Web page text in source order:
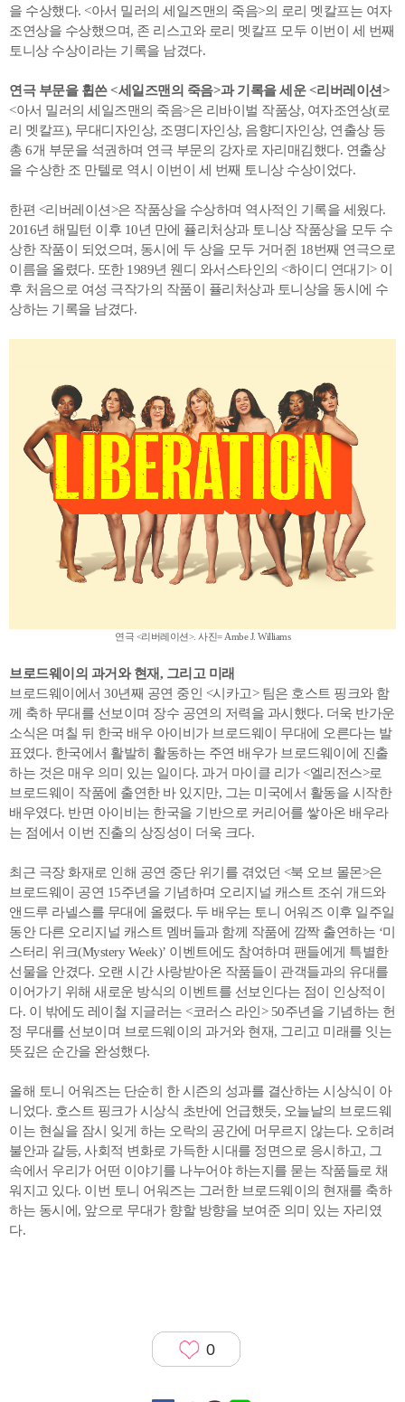
을 수상했다. <아서 밀러의 세일즈맨의 죽음>의 로리 멧칼프는 여자
조연상을 수상했으며, 존 리스고와 로리 멧칼프 모두 이번이 세 번째
토니상 수상이라는 기록을 남겼다.
연극 부문을 휩쓴 <세일즈맨의 죽음>과 기록을 세운 <리버레이션>
<아서 밀러의 세일즈맨의 죽음>은 리바이벌 작품상, 여자조연상(로
리 멧칼프), 무대디자인상, 조명디자인상, 음향디자인상, 연출상 등
총 6개 부문을 석권하며 연극 부문의 강자로 자리매김했다. 연출상
을 수상한 조 만텔로 역시 이번이 세 번째 토니상 수상이었다.
한편 <리버레이션>은 작품상을 수상하며 역사적인 기록을 세웠다.
2016년 해밀턴 이후 10년 만에 퓰리처상과 토니상 작품상을 모두 수
상한 작품이 되었으며, 동시에 두 상을 모두 거머쥔 18번째 연극으로
이름을 올렸다. 또한 1989년 웬디 와서스타인의 <하이디 연대기> 이
후 처음으로 여성 극작가의 작품이 퓰리처상과 토니상을 동시에 수
상하는 기록을 남겼다.
연극 <리버레이션>. 사진= Ambe J. Williams
브로드웨이의 과거와 현재, 그리고 미래
브로드웨이에서 30년째 공연 중인 <시카고> 팀은 호스트 핑크와 함
께 축하 무대를 선보이며 장수 공연의 저력을 과시했다. 더욱 반가운
소식은 며칠 뒤 한국 배우 아이비가 브로드웨이 무대에 오른다는 발
표였다. 한국에서 활발히 활동하는 주연 배우가 브로드웨이에 진출
하는 것은 매우 의미 있는 일이다. 과거 마이클 리가 <엘리전스>로
브로드웨이 작품에 출연한 바 있지만, 그는 미국에서 활동을 시작한
배우였다. 반면 아이비는 한국을 기반으로 커리어를 쌓아온 배우라
는 점에서 이번 진출의 상징성이 더욱 크다.
최근 극장 화재로 인해 공연 중단 위기를 겪었던 <북 오브 몰몬>은
브로드웨이 공연 15주년을 기념하며 오리지널 캐스트 조쉬 개드와
앤드루 라넬스를 무대에 올렸다. 두 배우는 토니 어워즈 이후 일주일
동안 다른 오리지널 캐스트 멤버들과 함께 작품에 깜짝 출연하는 ‘미
스터리 위크(Mystery Week)’ 이벤트에도 참여하며 팬들에게 특별한
선물을 안겼다. 오랜 시간 사랑받아온 작품들이 관객들과의 유대를
이어가기 위해 새로운 방식의 이벤트를 선보인다는 점이 인상적이
다. 이 밖에도 레이철 지글러는 <코러스 라인> 50주년을 기념하는 헌
정 무대를 선보이며 브로드웨이의 과거와 현재, 그리고 미래를 잇는
뜻깊은 순간을 완성했다.
올해 토니 어워즈는 단순히 한 시즌의 성과를 결산하는 시상식이 아
니었다. 호스트 핑크가 시상식 초반에 언급했듯, 오늘날의 브로드웨
이는 현실을 잠시 잊게 하는 오락의 공간에 머무르지 않는다. 오히려
불안과 갈등, 사회적 변화로 가득한 시대를 정면으로 응시하고, 그
속에서 우리가 어떤 이야기를 나누어야 하는지를 묻는 작품들로 채
워지고 있다. 이번 토니 어워즈는 그러한 브로드웨이의 현재를 축하
하는 동시에, 앞으로 무대가 향할 방향을 보여준 의미 있는 자리였
다.
0